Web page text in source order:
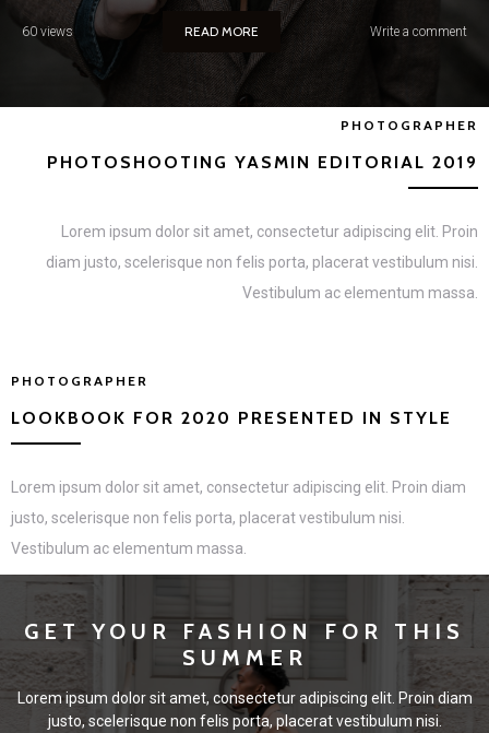
60 views READ MORE Write a comment
PHOTOGRAPHER
PHOTOSHOOTING YASMIN EDITORIAL 2019
Lorem ipsum dolor sit amet, consectetur adipiscing elit. Proin
diam justo, scelerisque non felis porta, placerat vestibulum nisi.
Vestibulum ac elementum massa.
PHOTOGRAPHER
LOOKBOOK FOR 2020 PRESENTED IN STYLE
Lorem ipsum dolor sit amet, consectetur adipiscing elit. Proin diam
justo, scelerisque non felis porta, placerat vestibulum nisi.
Vestibulum ac elementum massa.
GET YOUR FASHION FOR THIS
SUMMER
Lorem ipsum dolor sit amet, consectetur adipiscing elit. Proin diam
justo, scelerisque non felis porta, placerat vestibulum nisi.